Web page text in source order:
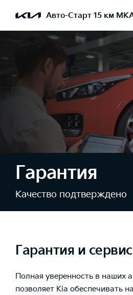
Авто-Старт 15 км
Гарантия
Качество подтверждено
Гарантия и сервис
Полная уверенность в наших
позволяет Kia обеспечивать